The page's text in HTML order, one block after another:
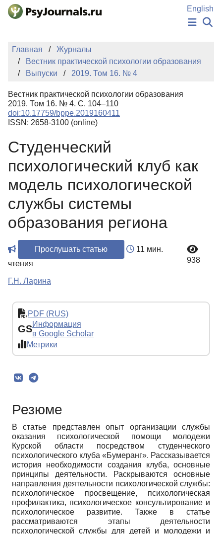
Перейти к основному содержанию
English
НОВОСТИ
ИЗДАНИЯ
АВТОРЫ
БАЗА ЗНАНИЙ
КЛЮЧЕВЫЕ СЛОВА
Регистрация
Главная
Журналы
Вестник практической психологии образования
Выпуски
2019. Том 16. № 4
Вестник практической психологии образования
2019. Том 16. № 4. С. 104–110
doi:10.17759/bppe.2019160411
ISSN: 2658-3100 (online)
Студенческий
психологический клуб как
модель психологической
службы системы
образования региона
Прослушать статью
11 мин.
чтения
938
Г.Н. Ларина
PDF (RUS)
GSИнформация
в Google Scholar
Метрики
Резюме
В статье представлен опыт организации службы
оказания психологической помощи молодежи
Курской области посредством студенческого
психологического клуба «Бумеранг». Рассказывается
история необходимости создания клуба, основные
принципы деятельности. Раскрываются основные
направления деятельности психологической службы:
психологическое просвещение, психологическая
профилактика, психологическое консультирование и
психологическое развитие. Также в статье
рассматриваются этапы деятельности
психологической службы для детей и молодежи и